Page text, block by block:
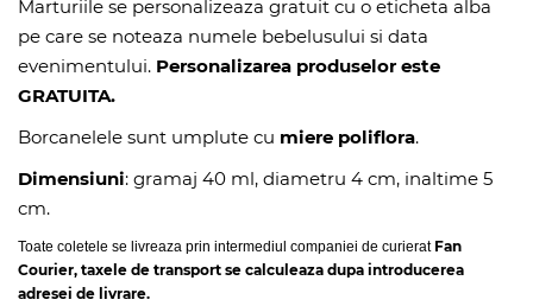
Marturiile se personalizeaza gratuit cu o eticheta alba
pe care se noteaza numele bebelusului si data
evenimentului. Personalizarea produselor este
GRATUITA.
Borcanelele sunt umplute cu miere poliflora.
Dimensiuni: gramaj 40 ml, diametru 4 cm, inaltime 5
cm.
Toate coletele se livreaza prin intermediul companiei de curieratFan
Courier, taxele de transport se calculeaza dupa introducerea
adresei de livrare.